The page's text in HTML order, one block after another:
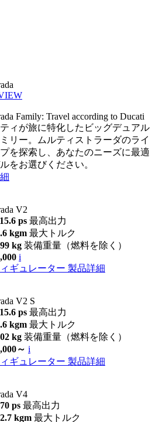
Family: Travel according to Ducati
ティが旅に特化したビッグデュアル
リー。ムルティストラーダのライ
を探索し、あなたのニーズに最適
をお選びください。
V2
ps 最高出力
kgm 最大トルク
kg 装備重量（燃料を除く）
i
ギュレーター 製品詳細
V2 S
ps 最高出力
kgm 最大トルク
kg 装備重量（燃料を除く）
～ i
ギュレーター 製品詳細
V4
ps 最高出力
kgm 最大トルク